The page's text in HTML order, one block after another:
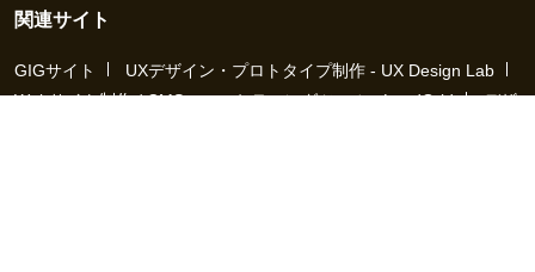
関連サイト
GIGサイト
UXデザイン・プロトタイプ制作 - UX Design Lab
Webサイト制作 / CMS・マーケティングツール - LeadGrid
デザ